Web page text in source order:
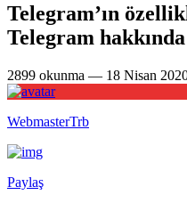
Telegram’ın
Telegram
2899 okunma — 18
WebmasterTrb
Paylaş